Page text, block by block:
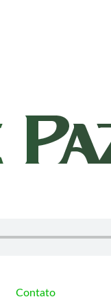
Contato